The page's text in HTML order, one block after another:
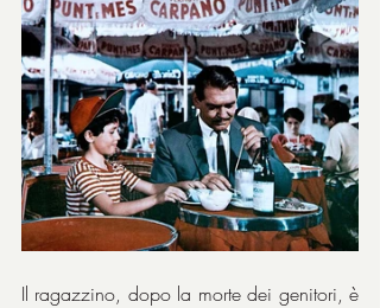
Il ragazzino, dopo la morte dei genitori, è